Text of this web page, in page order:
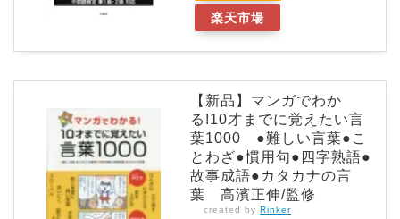
楽天市場
【新品】マンガでわか
る!10才までに覚えたい言
葉1000 ●難しい言葉●こ
とわざ●慣用句●四字熟語●
故事成語●カタカナの言
葉 高濱正伸/監修
created by Rinker